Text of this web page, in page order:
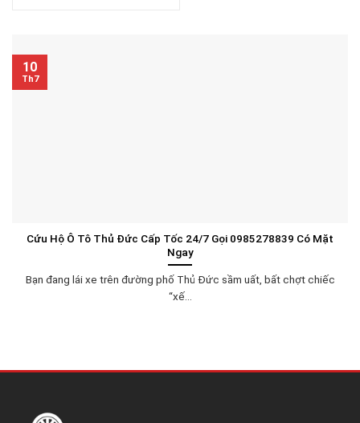
Cứu Hộ Ô Tô Thủ Đức Cấp Tốc 24/7 Gọi 0985278839 Có Mặt
Ngay
Bạn đang lái xe trên đường phố Thủ Đức sầm uất, bất chợt chiếc
“xế...
10
Th7